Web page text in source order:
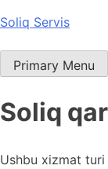
Skip
content
Soliq Servis
Primary Menu
Soliq
Ushbu xizmat